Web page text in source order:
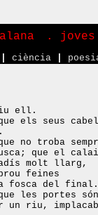
.
ciència
ell.
els seus
no troba
que el
molt llarg,
feines
fosca del
les portes
un riu,